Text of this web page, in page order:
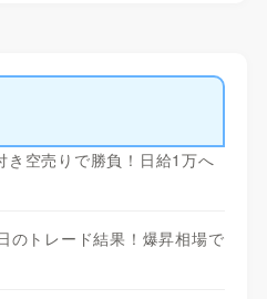
き空売りで勝負！日給1万へ
のトレード結果！爆昇相場で